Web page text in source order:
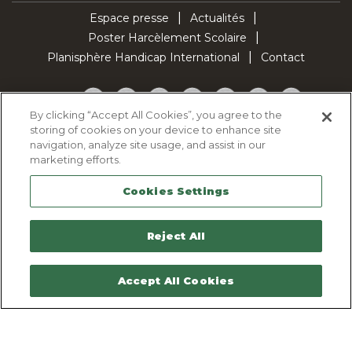
Espace presse
Actualités
Poster Harcèlement Scolaire
Planisphère Handicap International
Contact
Facebook
TwitterYouTubePinterestInstagramLinkedInTikTok
Politique d'utilisation des cookies
Politique de confidentialité
Mentions légales
Plan du site
Contactez-nous
By clicking “Accept All Cookies”, you agree to the
storing of cookies on your device to enhance site
navigation, analyze site usage, and assist in our
marketing efforts.
Cookies Settings
Reject All
Accept All Cookies